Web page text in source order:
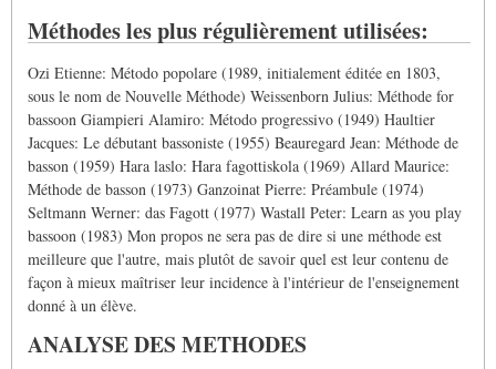
Méthodes les plus régulièrement utilisées:
Ozi Etienne: Método popolare (1989, initialement éditée en 1803,
sous le nom de Nouvelle Méthode) Weissenborn Julius: Méthode for
bassoon Giampieri Alamiro: Método progressivo (1949) Haultier
Jacques: Le débutant bassoniste (1955) Beauregard Jean: Méthode de
basson (1959) Hara laslo: Hara fagottiskola (1969) Allard Maurice:
Méthode de basson (1973) Ganzoinat Pierre: Préambule (1974)
Seltmann Werner: das Fagott (1977) Wastall Peter: Learn as you play
bassoon (1983) Mon propos ne sera pas de dire si une méthode est
meilleure que l'autre, mais plutôt de savoir quel est leur contenu de
façon à mieux maîtriser leur incidence à l'intérieur de l'enseignement
donné à un élève.
ANALYSE DES METHODES